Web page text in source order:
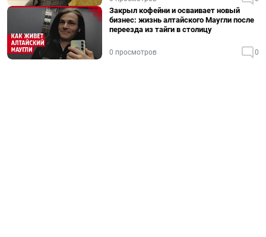
Закрыл кофейни и осваивает новый
бизнес: жизнь алтайского Маугли после
переезда из тайги в столицу
0 просмотров 0